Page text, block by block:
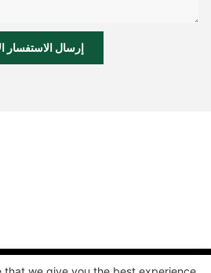
إرسال الاستفسار